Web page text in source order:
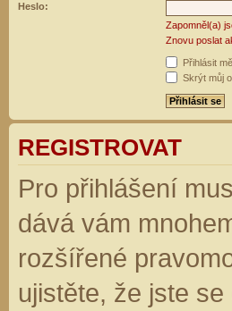
Heslo:
Zapomněl(a)
Znovu poslat
Přihlásit
Skrýt můj
REGISTROVAT
Pro přihlášení
dává vám
rozšířené
ujistěte, že jste